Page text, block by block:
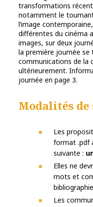
transformations
notamment le
l’image
différentes du cinéma
images, sur deux
la première journée se
communications de la
ultérieurement.
journée en page 3.
Modalités
Les
format .pdf
suivante :
Elles ne
mots et
Les